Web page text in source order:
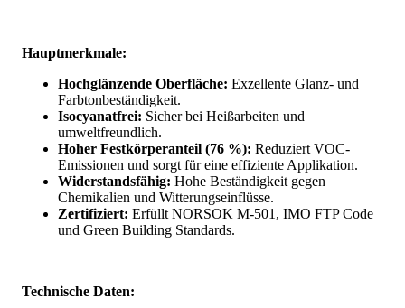
Hauptmerkmale:
Hochglänzende Oberfläche: Exzellente Glanz- und
Farbtonbeständigkeit.
Isocyanatfrei: Sicher bei Heißarbeiten und
umweltfreundlich.
Hoher Festkörperanteil (76 %): Reduziert VOC-
Emissionen und sorgt für eine effiziente Applikation.
Widerstandsfähig: Hohe Beständigkeit gegen
Chemikalien und Witterungseinflüsse.
Zertifiziert: Erfüllt NORSOK M-501, IMO FTP Code
und Green Building Standards.
Technische Daten: